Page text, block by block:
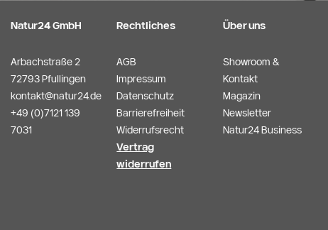
Natur24 GmbH
Arbachstraße 2
72793 Pfullingen
kontakt@natur24.de
+49 (0)7121 139
7031
Rechtliches
AGB
Impressum
Datenschutz
Barrierefreiheit
Widerrufsrecht
Vertrag
widerrufen
Über uns
Showroom &
Kontakt
Magazin
Newsletter
Natur24 Business